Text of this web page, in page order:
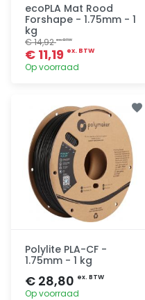
ecoPLA Mat Rood
Forshape - 1.75mm - 1
kg
€ 14,92ex. BTW
€ 11,19 ex. BTW
Op voorraad
Polylite PLA-CF -
1.75mm - 1 kg
€ 28,80 ex. BTW
Op voorraad